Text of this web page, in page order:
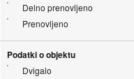
Delno prenovljeno
Prenovljeno
Podatki o objektu
Dvigalo